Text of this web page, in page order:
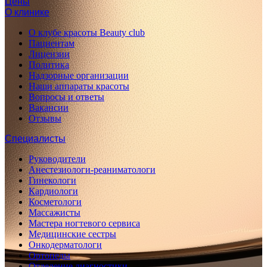
О клинике
О клубе красоты Beauty club
Пациентам
Лицензии
Политика
Надзорные организации
Наши аппараты красоты
Вопросы и ответы
Вакансии
Отзывы
Специалисты
Руководители
Анестезиологи-реаниматологи
Гинекологи
Кардиологи
Косметологи
Массажисты
Мастера ногтевого сервиса
Медицинские сестры
Онкодерматологи
Ортопеды